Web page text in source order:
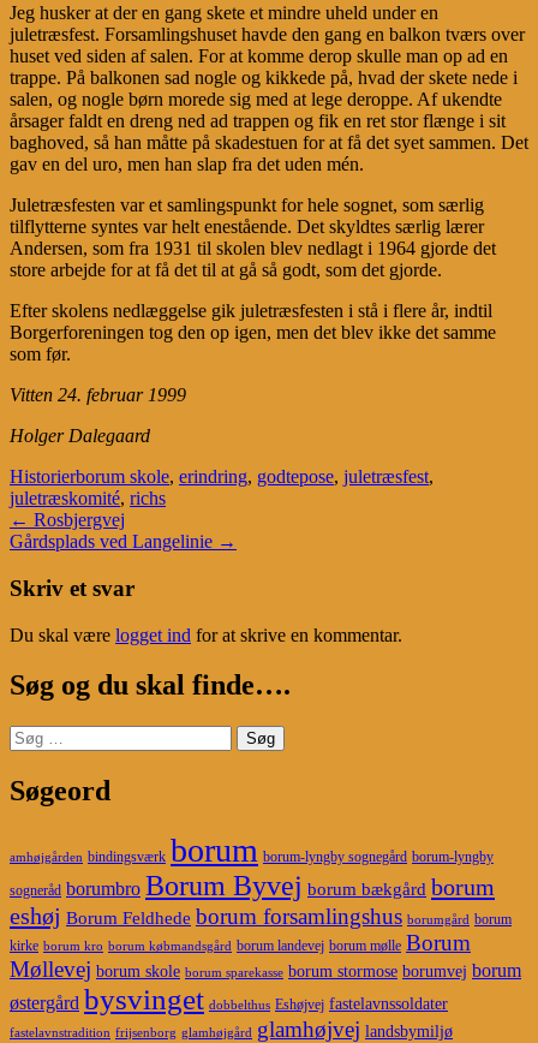
Jeg husker at der en gang skete et mindre uheld under en
juletræsfest. Forsamlingshuset havde den gang en balkon tværs over
huset ved siden af salen. For at komme derop skulle man op ad en
trappe. På balkonen sad nogle og kikkede på, hvad der skete nede i
salen, og nogle børn morede sig med at lege deroppe. Af ukendte
årsager faldt en dreng ned ad trappen og fik en ret stor flænge i sit
baghoved, så han måtte på skadestuen for at få det syet sammen. Det
gav en del uro, men han slap fra det uden mén.
Juletræsfesten var et samlingspunkt for hele sognet, som særlig
tilflytterne syntes var helt enestående. Det skyldtes særlig lærer
Andersen, som fra 1931 til skolen blev nedlagt i 1964 gjorde det
store arbejde for at få det til at gå så godt, som det gjorde.
Efter skolens nedlæggelse gik juletræsfesten i stå i flere år, indtil
Borgerforeningen tog den op igen, men det blev ikke det samme
som før.
Vitten 24. februar 1999
Holger Dalegaard
Historierborum skole, erindring, godtepose, juletræsfest,
juletræskomité, richs
Post
navigation
← Rosbjergvej
Gårdsplads ved Langelinie →
Skriv et svar
Du skal være logget ind for at skrive en kommentar.
Søg og du skal finde….
Søg
efter:
Søgeord
amhøjgården bindingsværk borum borum-lyngby sognegård borum-lyngby
sogneråd borumbro Borum Byvej borum bækgård borum
eshøj Borum Feldhede borum forsamlingshus borumgård borum
kirke borum kro borum købmandsgård borum landevej borum mølle Borum
Møllevej borum skole borum sparekasse borum stormose borumvej borum
østergård bysvinget dobbelthus Eshøjvej fastelavnssoldater
fastelavnstradition frijsenborg glamhøjgård glamhøjvej landsbymiljø